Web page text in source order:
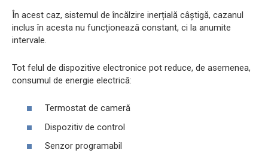
În acest caz, sistemul de încălzire inerțială câștigă, cazanul
inclus în acesta nu funcționează constant, ci la anumite
intervale.
Tot felul de dispozitive electronice pot reduce, de asemenea,
consumul de energie electrică:
Termostat de cameră
Dispozitiv de control
Senzor programabil